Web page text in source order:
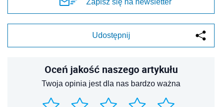
Zapisz się na newsletter
Udostępnij
Oceń jakość naszego artykułu
Twoja opinia jest dla nas bardzo ważna